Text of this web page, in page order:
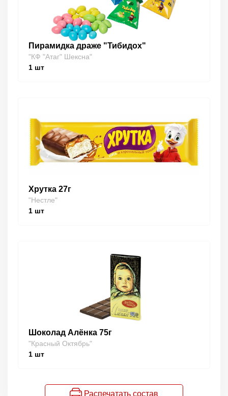
Пирамидка драже "Тибидох"
"КФ "Атаг" Шексна"
1 шт
Хрутка 27г
"Нестле"
1 шт
Шоколад Алёнка 75г
"Красный Октябрь"
1 шт
Распечатать состав